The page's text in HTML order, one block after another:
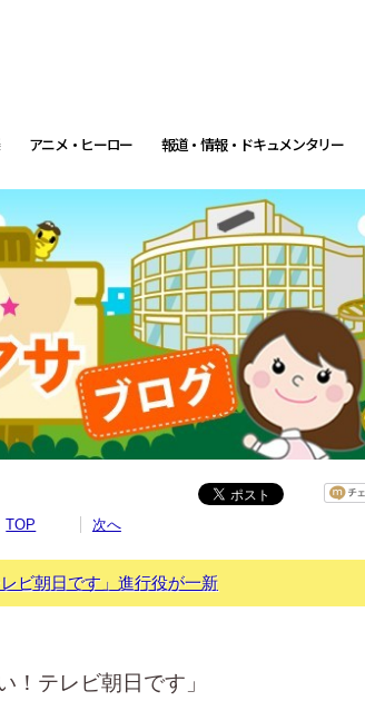
アニメ・ヒーロー 報道・情報・ドキュメンタリー
TOP 次へ
ビ朝日です」進行役が一新
！テレビ朝日です」